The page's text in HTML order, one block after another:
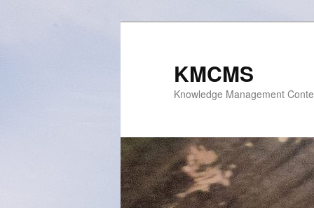
KMCMS
Knowledge Management